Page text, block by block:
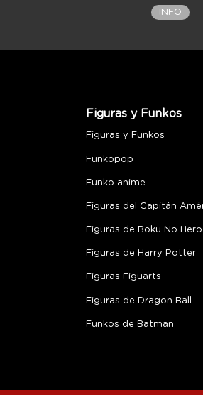
INFO
Figuras y Funkos
Figuras y Funkos
Funkopop
Funko anime
Figuras del Capitán
Figuras de Boku No Hero
Figuras de Harry Potter
Figuras Figuarts
Figuras de Dragon Ball
Funkos de Batman